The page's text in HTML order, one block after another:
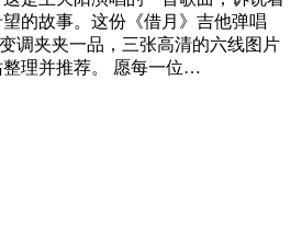
的故事。这份《借月》吉他弹唱
调夹夹一品，三张高清的六线图片
理并推荐。 愿每一位…